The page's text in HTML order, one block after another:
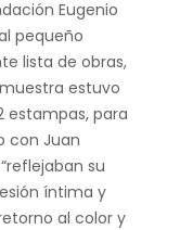
Eugenio
pequeño
lista de obras,
estuvo
estampas, para
con Juan
su
íntima y
al color y